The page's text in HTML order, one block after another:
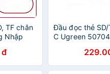
TF chân
Nhập
Đầu đọc thẻ
C Ugreen